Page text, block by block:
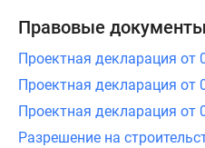
Правовые документы
Проектная декларация от
Проектная декларация от
Проектная декларация от
Разрешение на